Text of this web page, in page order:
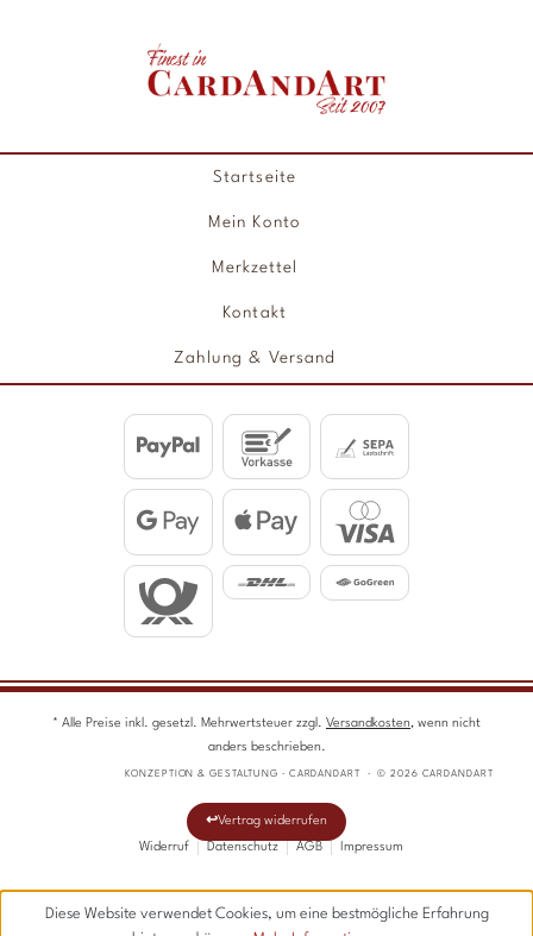
Startseite
Mein Konto
Merkzettel
Kontakt
Zahlung & Versand
* Alle Preise inkl. gesetzl. Mehrwertsteuer zzgl. Versandkosten, wenn nicht
anders beschrieben.
KONZEPTION & GESTALTUNG · CARDANDART · © 2026 CARDANDART
Vertrag widerrufen
Widerruf
Datenschutz AGB Impressum
Diese Website verwendet Cookies, um eine bestmögliche Erfahrung